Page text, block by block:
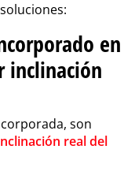
en
inclinación
son
real del